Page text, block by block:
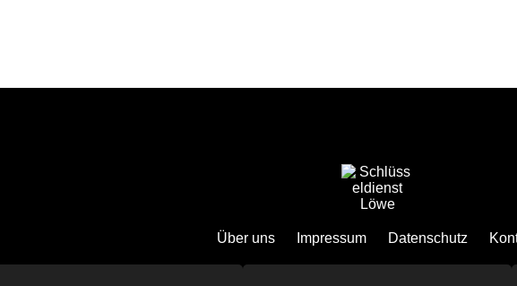
Über uns Impressum Datenschutz